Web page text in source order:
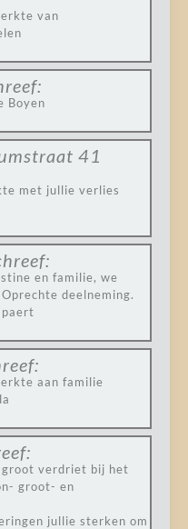
van
Boyen
41
met jullie verlies
en familie, we
deelneming.
aan familie
verdriet bij het
groot- en
jullie sterken om